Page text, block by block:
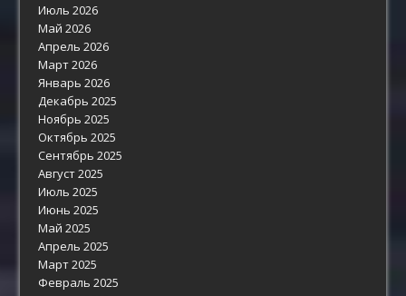
Июль 2026
Май 2026
Апрель 2026
Март 2026
Январь 2026
Декабрь 2025
Ноябрь 2025
Октябрь 2025
Сентябрь 2025
Август 2025
Июль 2025
Июнь 2025
Май 2025
Апрель 2025
Март 2025
Февраль 2025